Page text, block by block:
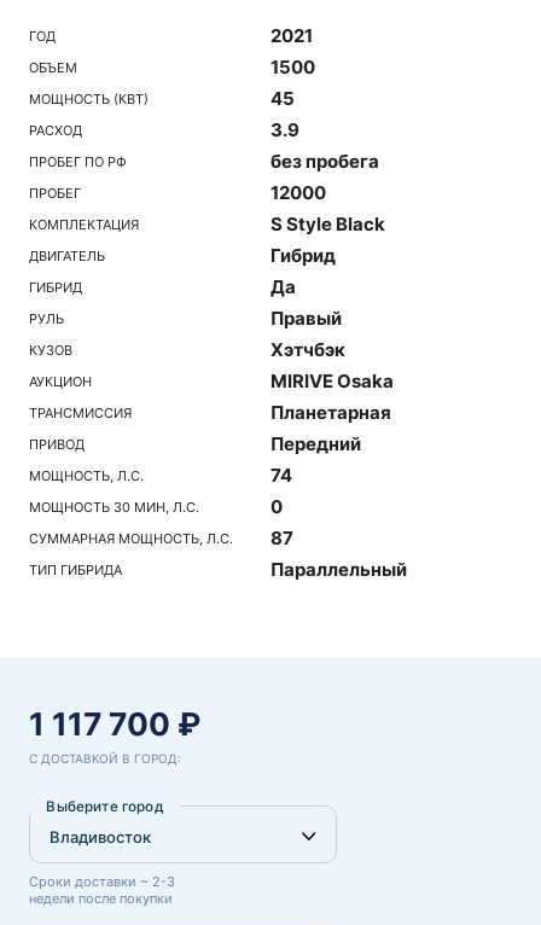
ГОД 2021
ОБЪЕМ 1500
МОЩНОСТЬ (КВТ) 45
РАСХОД 3.9
ПРОБЕГ ПО РФ без пробега
ПРОБЕГ 12000
КОМПЛЕКТАЦИЯ S Style Black
ДВИГАТЕЛЬ Гибрид
ГИБРИД Да
РУЛЬ Правый
КУЗОВ Хэтчбэк
АУКЦИОН MIRIVE Osaka
ТРАНСМИССИЯ Планетарная
ПРИВОД Передний
МОЩНОСТЬ, Л.С. 74
МОЩНОСТЬ 30 МИН, Л.С. 0
СУММАРНАЯ МОЩНОСТЬ, Л.С. 87
ТИП ГИБРИДА Параллельный
1 117 700 ₽
С ДОСТАВКОЙ В ГОРОД:
Выберите город
Сроки доставки ~ 2-3
недели после покупки